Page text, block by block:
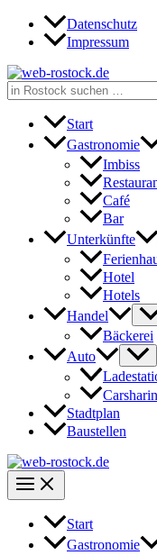
Zum
Inhalt
Datenschutz
Impressum
Search
for:
Start
Gastronomie
Imbiss
Café
Bar
Unterkünfte
Hotel
Hotels
Handel
Bäckerei
Auto
Stadtplan
Baustellen
Start
Gastronomie